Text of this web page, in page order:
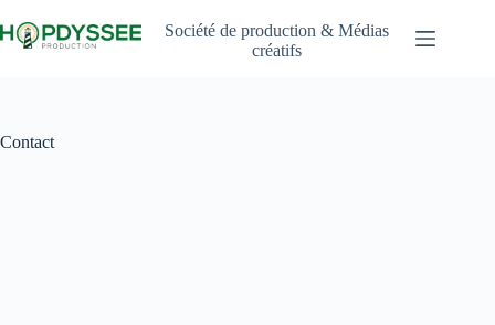
au
contenu
Société de production & Médias
créatifs
Contact